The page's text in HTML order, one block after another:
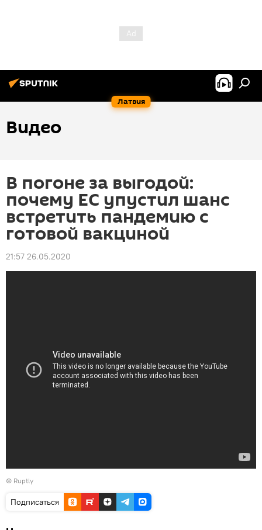
Латвия
Видео
В погоне за выгодой:
почему ЕС упустил шанс
встретить пандемию с
готовой вакциной
21:57 26.05.2020
© Ruptly
Подписаться